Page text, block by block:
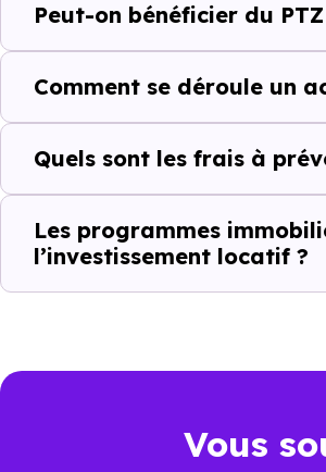
au-
À première
ancien.
il faut
Peut-on bénéficier du
Comment se déroule un
Quels sont les frais à
Les programmes
l’investissement locatif ?
Vous